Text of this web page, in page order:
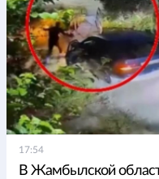
17:54
В Жамбылской